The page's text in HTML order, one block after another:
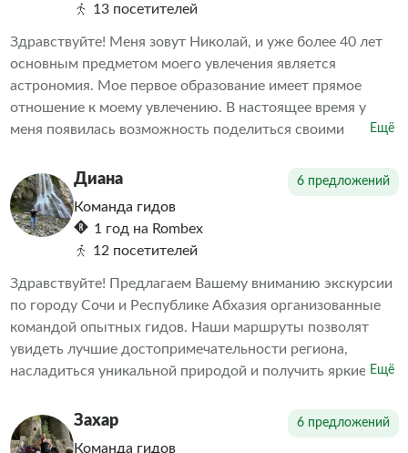
13 посетителей
Здравствуйте! Меня зовут Николай, и уже более 40 лет
основным предметом моего увлечения является
астрономия. Мое первое образование имеет прямое
отношение к моему увлечению. В настоящее время у
меня появилась возможность поделиться своими
эта тема. Мне также интересна история, современность,
будущее Российской (Советской) и зарубежной
космонавтики, в том числе в части исследования
объектов Солнечной системы. С радостью расскажу
множество интересных фактов.
Ещё
Диана 6 предложений
Команда гидов
1 год на Rombex
12 посетителей
Здравствуйте! Предлагаем Вашему вниманию экскурсии
по городу Сочи и Республике Абхазия организованные
командой опытных гидов. Наши маршруты позволят
увидеть лучшие достопримечательности региона,
насладиться уникальной природой и получить яркие
насыщенную программу мероприятий. Выбираете нас –
выбираете качественные услуги и приятные
Ещё
Захар 6 предложений
Команда гидов